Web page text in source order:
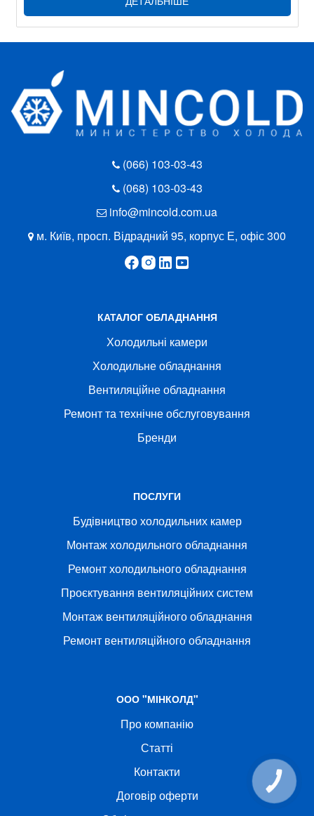
(066) 103-03-43
(068) 103-03-43
info@mincold.com.ua
м. Київ, просп. Відрадний 95, корпус Е, офіс 300
КАТАЛОГ ОБЛАДНАННЯ
Холодильні камери
Холодильне обладнання
Вентиляційне обладнання
Ремонт та технічне обслуговування
Бренди
ПОСЛУГИ
Будівництво холодильних камер
Монтаж холодильного обладнання
Ремонт холодильного обладнання
Проєктування вентиляційних систем
Монтаж вентиляційного обладнання
Ремонт вентиляційного обладнання
ООО "МІНКОЛД"
Про компанію
Статті
Контакти
Договір оферти
КНОПКА
СВЯЗИ